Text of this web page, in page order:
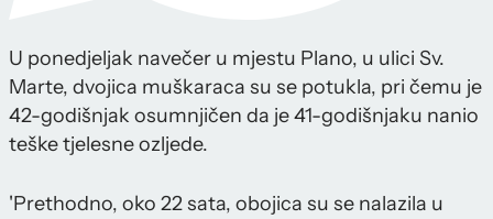
U ponedjeljak navečer u mjestu Plano, u ulici Sv.
Marte, dvojica muškaraca su se potukla, pri čemu je
42-godišnjak osumnjičen da je 41-godišnjaku nanio
teške tjelesne ozljede.
'Prethodno, oko 22 sata, obojica su se nalazila u